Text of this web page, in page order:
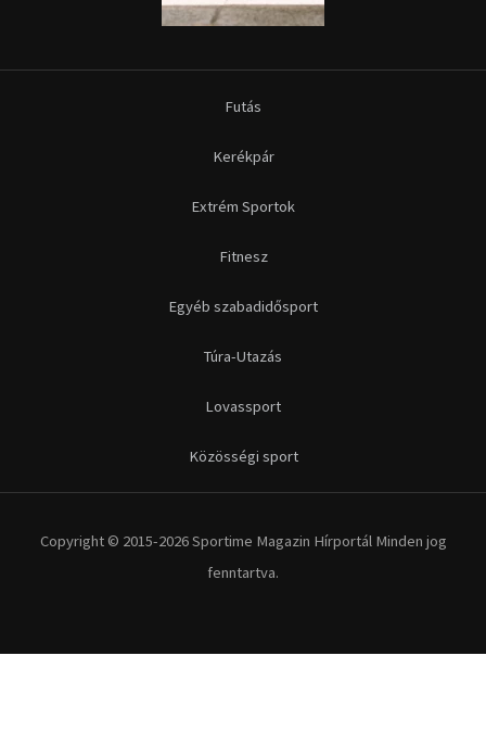
Futás
Kerékpár
Extrém Sportok
Fitnesz
Egyéb szabadidősport
Túra-Utazás
Lovassport
Közösségi sport
Copyright © 2015-2026 Sportime Magazin Hírportál Minden jog
fenntartva.